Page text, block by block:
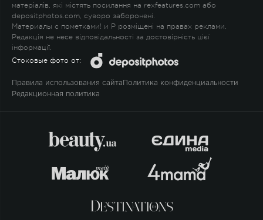
матеріалів, які містять посилання на rexfeatures.com або
depositphotos.com, суворо заборонені.
Материалы с пометками! и P розміщені на правах реклами.
Редакція не несе відповідальності за достовірність цієї
інформації.
Стоковые фото от:
Правила использования сайта Политика конфиденциальности
Редакционная политика